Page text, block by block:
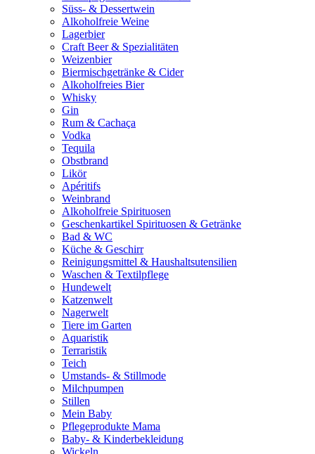
Süss- & Dessertwein
Alkoholfreie Weine
Lagerbier
Craft Beer & Spezialitäten
Weizenbier
Biermischgetränke & Cider
Alkoholfreies Bier
Whisky
Gin
Rum & Cachaça
Vodka
Tequila
Obstbrand
Likör
Apéritifs
Weinbrand
Alkoholfreie Spirituosen
Geschenkartikel Spirituosen & Getränke
Bad & WC
Küche & Geschirr
Reinigungsmittel & Haushaltsutensilien
Waschen & Textilpflege
Hundewelt
Katzenwelt
Nagerwelt
Tiere im Garten
Aquaristik
Terraristik
Teich
Umstands- & Stillmode
Milchpumpen
Stillen
Mein Baby
Pflegeprodukte Mama
Baby- & Kinderbekleidung
Wickeln